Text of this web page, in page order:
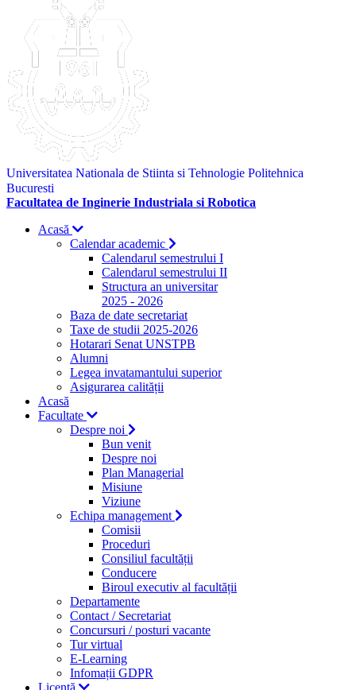
Universitatea Nationala de Stiinta si Tehnologie Politehnica
Bucuresti
Facultatea de Inginerie Industriala si Robotica
Acasă
Calendar academic
Calendarul semestrului I
Calendarul semestrului II
Structura an universitar
2025 - 2026
Baza de date secretariat
Taxe de studii 2025-2026
Hotarari Senat UNSTPB
Alumni
Legea invatamantului superior
Asigurarea calității
Acasă
Facultate
Despre noi
Bun venit
Despre noi
Plan Managerial
Misiune
Viziune
Echipa management
Comisii
Proceduri
Consiliul facultății
Conducere
Biroul executiv al facultății
Departamente
Contact / Secretariat
Concursuri / posturi vacante
Tur virtual
E-Learning
Infomații GDPR
Licență